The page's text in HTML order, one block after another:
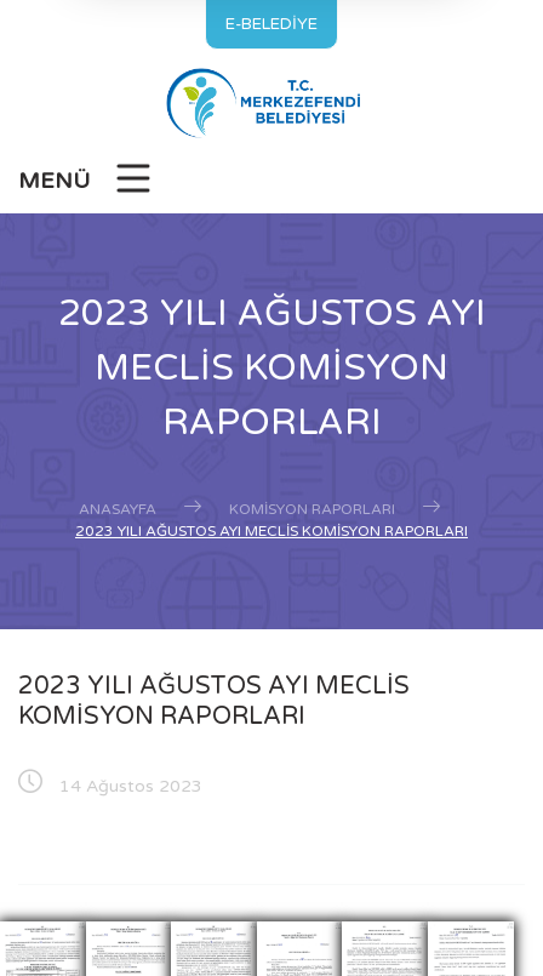
E-BELEDİYE
MENÜ
2023 YILI AĞUSTOS AYI
MECLİS KOMİSYON
RAPORLARI
ANASAYFA
KOMISYON RAPORLARI
2023 YILI AĞUSTOS AYI MECLİS KOMİSYON RAPORLARI
2023 YILI AĞUSTOS AYI MECLİS
KOMİSYON RAPORLARI
14 Ağustos 2023